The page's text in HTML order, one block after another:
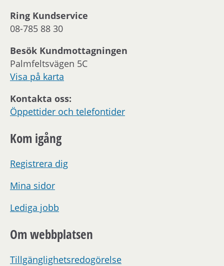
Ring Kundservice
08-785 88 30
Besök Kundmottagningen
Palmfeltsvägen 5C
Visa på karta
Kontakta oss:
Öppettider och telefontider
Kom igång
Registrera dig
Mina sidor
Lediga jobb
Om webbplatsen
Tillgänglighetsredogörelse